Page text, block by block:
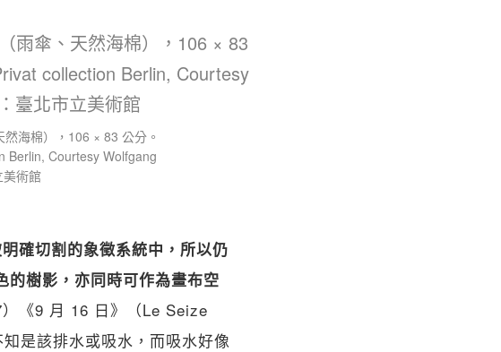
海棉），106 × 83 公分。
Berlin, Courtesy Wolfgang
美術館
確切割的象徵系統中，所以仍
樹影，亦同時可作為畫布空
《9 月 16 日》（Le Seize
是該排水或吸水，而吸水好像